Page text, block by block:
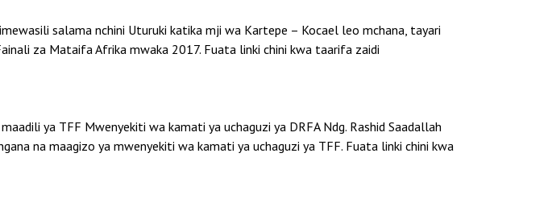
salama nchini Uturuki katika mji wa Kartepe – Kocael leo mchana, tayari
za Mataifa Afrika mwaka 2017. Fuata linki chini kwa taarifa zaidi
ya TFF Mwenyekiti wa kamati ya uchaguzi ya DRFA Ndg. Rashid Saadallah
na maagizo ya mwenyekiti wa kamati ya uchaguzi ya TFF. Fuata linki chini kwa